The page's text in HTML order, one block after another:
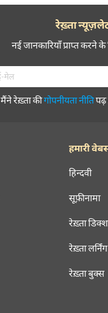
रेख़्ता
नई जानकारियाँ प्राप्त करने
मैंने रेख़्ता कीगोपनीयता नीतिपढ़
हमारी
हिन्दवी
सूफ़ीनामा
रेख़्ता
रेख़्ता लर्निंग
रेख़्ता बुक्स